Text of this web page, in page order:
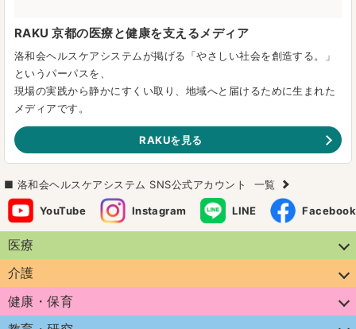
RAKU 京都の医療と健康を支えるメディア
洛和会ヘルスケアシステムが掲げる「やさしい社会を創造する。」
というパーパスを、
現場の実践から静かにすくい取り、地域へと届けるために生まれた
メディアです。
RAKUを見る
洛和会ヘルスケアシステム SNS公式アカウント 一覧
YouTube Instagram LINE Facebook
医療
介護
健康・保育